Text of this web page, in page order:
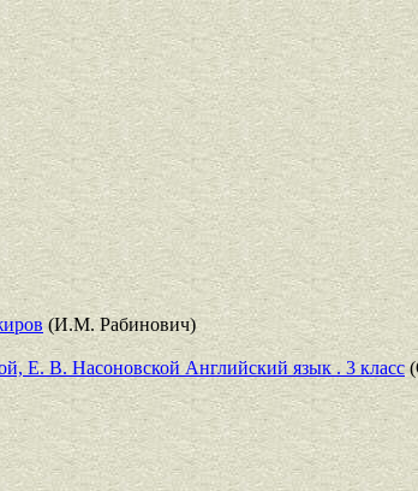
(И.М. Рабинович)
Е. В. Насоновской Английский язык . 3 класс